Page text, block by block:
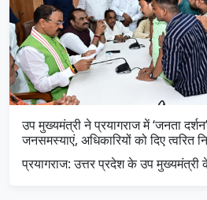
उप मुख्यमंत्री ने प्रयागराज में ‘जनता
जनसमस्याएं, अधिकारियों को दिए त्वरित
प्रयागराज: उत्तर प्रदेश के उप मुख्यमंत्री